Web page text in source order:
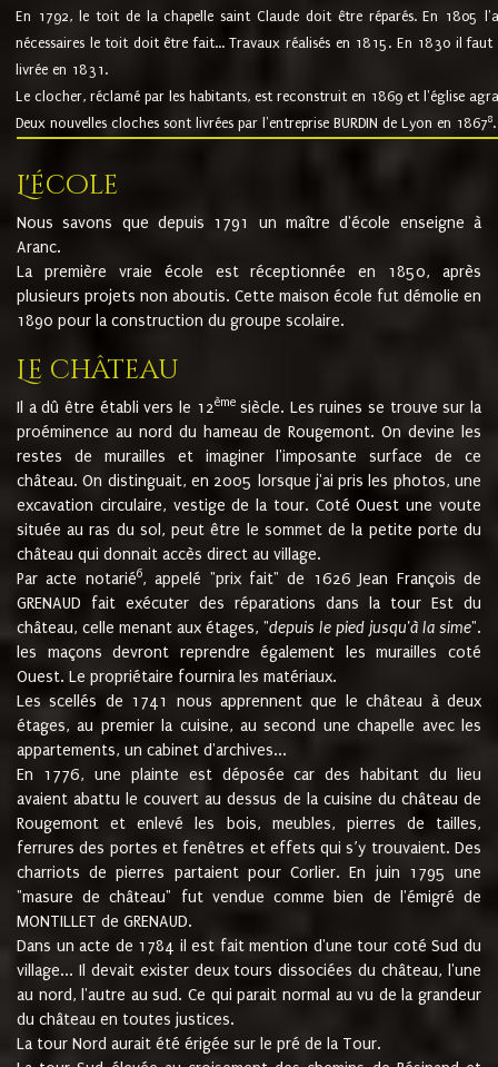
En 1792, le toit de la chapelle saint Claude doit être réparés. En 1805
nécessaires le toit doit être fait... Travaux réalisés en 1815. En 1830 il
livrée en 1831.
Le clocher, réclamé par les habitants, est reconstruit en 1869 et l'église
Deux nouvelles cloches sont livrées par l'entreprise BURDIN de Lyon en 18678.
L'école
Nous savons que depuis 1791 un maître d'école enseigne à
Aranc.
La première vraie école est réceptionnée en 1850, après
plusieurs projets non aboutis. Cette maison école fut démolie en
1890 pour la construction du groupe scolaire.
Le château
Il a dû être établi vers le 12èmesiècle. Les ruines se trouve sur la
proéminence au nord du hameau de Rougemont. On devine les
restes de murailles et imaginer l'imposante surface de ce
château. On distinguait, en 2005 lorsque j'ai pris les photos, une
excavation circulaire, vestige de la tour. Coté Ouest une voute
située au ras du sol, peut être le sommet de la petite porte du
château qui donnait accès direct au village.
Par acte notarié6, appelé "prix fait" de 1626 Jean François de
GRENAUD fait exécuter des réparations dans la tour Est du
château, celle menant aux étages, "depuis le pied jusqu'à la sime".
les maçons devront reprendre également les murailles coté
Ouest. Le propriétaire fournira les matériaux.
Les scellés de 1741 nous apprennent que le château à deux
étages, au premier la cuisine, au second une chapelle avec les
appartements, un cabinet d'archives...
En 1776, une plainte est déposée car des habitant du lieu
avaient abattu le couvert au dessus de la cuisine du château de
Rougemont et enlevé les bois, meubles, pierres de tailles,
ferrures des portes et fenêtres et effets qui s’y trouvaient. Des
charriots de pierres partaient pour Corlier. En juin 1795 une
"masure de château" fut vendue comme bien de l'émigré de
MONTILLET de GRENAUD.
Dans un acte de 1784 il est fait mention d'une tour coté Sud du
village... Il devait exister deux tours dissociées du château, l'une
au nord, l'autre au sud. Ce qui parait normal au vu de la grandeur
du château en toutes justices.
La tour Nord aurait été érigée sur le pré de la Tour.